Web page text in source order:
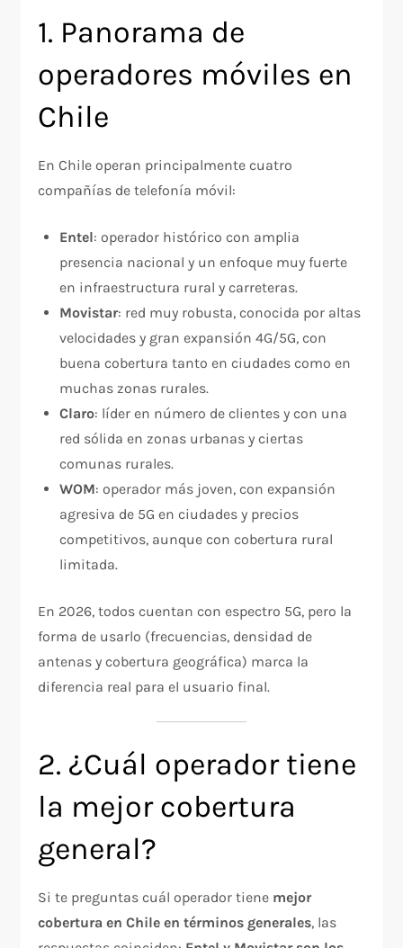
1. Panorama de
operadores móviles en
Chile
En Chile operan principalmente cuatro
compañías de telefonía móvil:
Entel: operador histórico con amplia
presencia nacional y un enfoque muy fuerte
en infraestructura rural y carreteras.
Movistar: red muy robusta, conocida por altas
velocidades y gran expansión 4G/5G, con
buena cobertura tanto en ciudades como en
muchas zonas rurales.
Claro: líder en número de clientes y con una
red sólida en zonas urbanas y ciertas
comunas rurales.
WOM: operador más joven, con expansión
agresiva de 5G en ciudades y precios
competitivos, aunque con cobertura rural
limitada.
En 2026, todos cuentan con espectro 5G, pero la
forma de usarlo (frecuencias, densidad de
antenas y cobertura geográfica) marca la
diferencia real para el usuario final.
2. ¿Cuál operador tiene
la mejor cobertura
general?
Si te preguntas cuál operador tiene mejor
cobertura en Chile en términos generales, las